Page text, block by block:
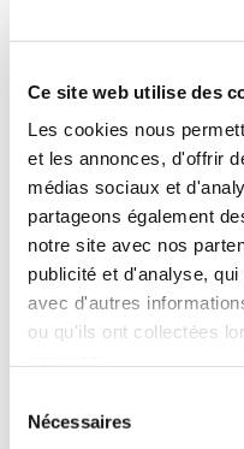
Ce site web utilise des
Les cookies nous
et les annonces, d'offrir
médias sociaux et
partageons également
notre site avec nos
publicité et d'analyse,
avec d'autres
ou qu'ils ont collectées
Nécessaires
17€00